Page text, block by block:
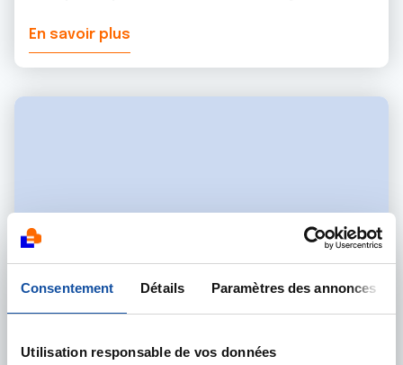
Consentement Détails Paramètres des annonces
Utilisation responsable de vos données
En savoir plus
31 MARS 2022